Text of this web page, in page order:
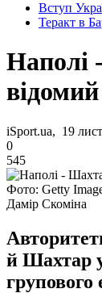
Вступ
Теракт в
Наполі
iSport.ua, 19
0
545
Фото: Getty
Дамір Скоміна
й Шахтар
групового